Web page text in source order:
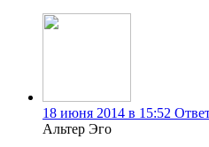
18 июня 2014 в 15:52
Альтер Эго